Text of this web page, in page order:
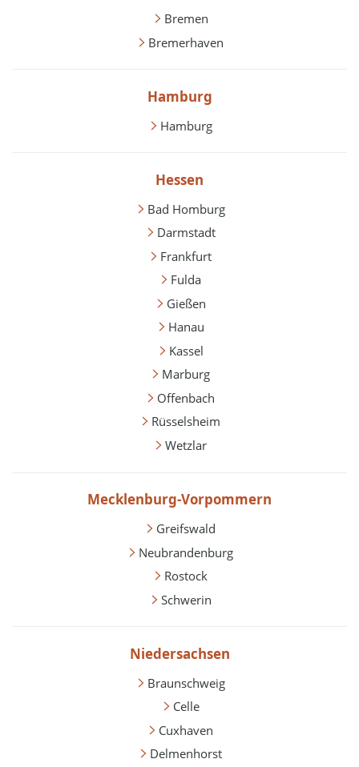
Bremen
Bremerhaven
Hamburg
Hamburg
Hessen
Bad Homburg
Darmstadt
Frankfurt
Fulda
Gießen
Hanau
Kassel
Marburg
Offenbach
Rüsselsheim
Wetzlar
Mecklenburg-Vorpommern
Greifswald
Neubrandenburg
Rostock
Schwerin
Niedersachsen
Braunschweig
Celle
Cuxhaven
Delmenhorst